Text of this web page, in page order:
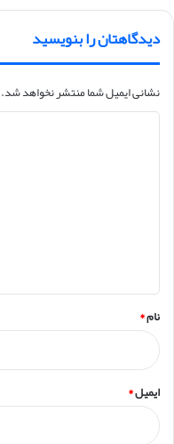
دیدگاهتان را بنویسید
نشانی ایمیل شما منتشر نخواهد شد.
نام*
ایمیل*